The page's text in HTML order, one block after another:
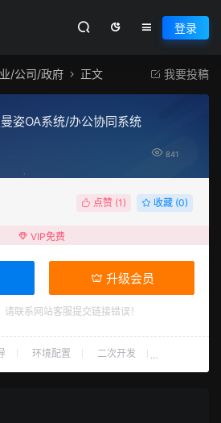
登录
/公司/政府 正文 我要投稿
姿OA系统/办公协同系统
841
点赞 (1) 收藏 (0)
VIP免费
升级会员
请联系网站客服提交链接错误！
环境配置 二次开发